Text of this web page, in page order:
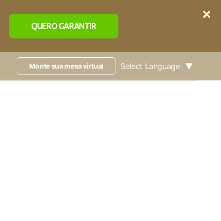
QUERO GARANTIR
Monte sua mesa virtual Select Language ▼